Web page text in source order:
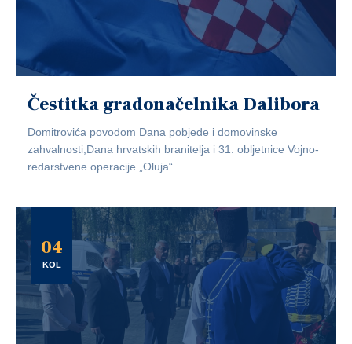
Čestitka gradonačelnika Dalibora
Domitrovića povodom Dana pobjede i domovinske
zahvalnosti,Dana hrvatskih branitelja i 31. obljetnice Vojno-
redarstvene operacije „Oluja“
04
KOL